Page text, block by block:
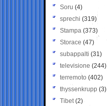
Soru (4)
sprechi (319)
Stampa (373)
Storace (47)
subappalti (31)
televisione(244)
terremoto (402)
thyssenkrupp (3)
Tibet(2)